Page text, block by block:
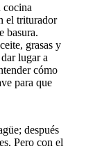
cocina
el triturador
basura.
grasas y
lugar a
cómo
para que
después
Pero con el